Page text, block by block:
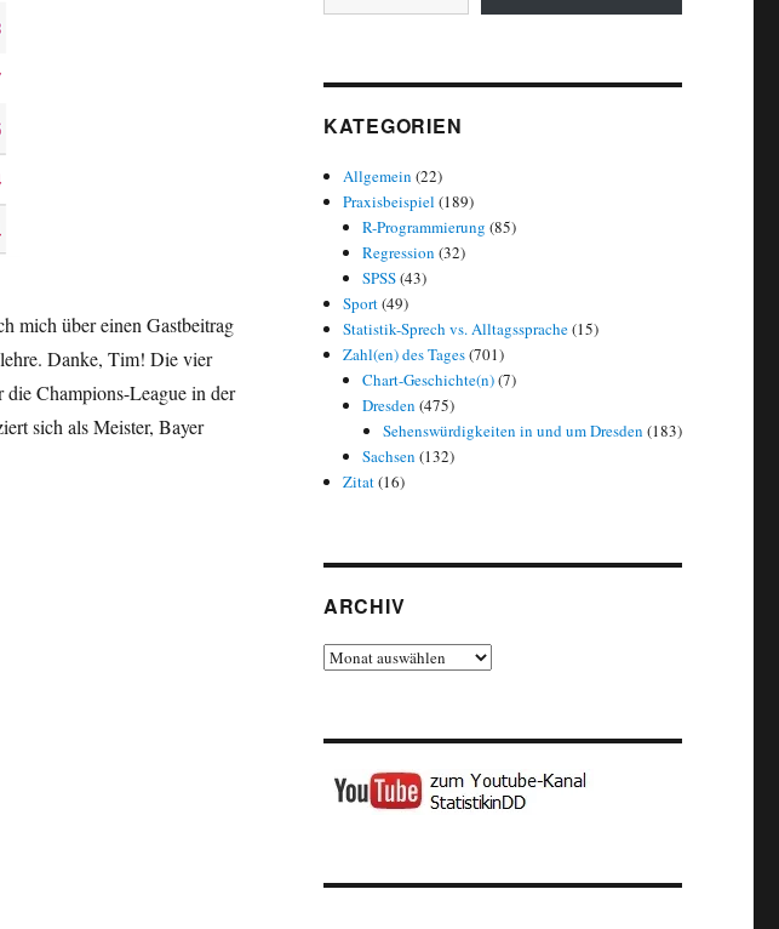
mich über einen Gastbeitrag
Danke, Tim! Die vier
die Champions-League in der
sich als Meister, Bayer
– Der Dreikampf um die Champions-League-Plätze am letzten Spieltag der Saison 2024/25“
KATEGORIEN
Allgemein (22)
Praxisbeispiel (189)
R-Programmierung (85)
Regression (32)
SPSS(43)
Sport(49)
Statistik-Sprech vs. Alltagssprache(15)
Zahl(en) des Tages(701)
Chart-Geschichte(n)(7)
Dresden (475)
Sehenswürdigkeiten in und um Dresden (183)
Sachsen (132)
Zitat(16)
ARCHIV
Archiv